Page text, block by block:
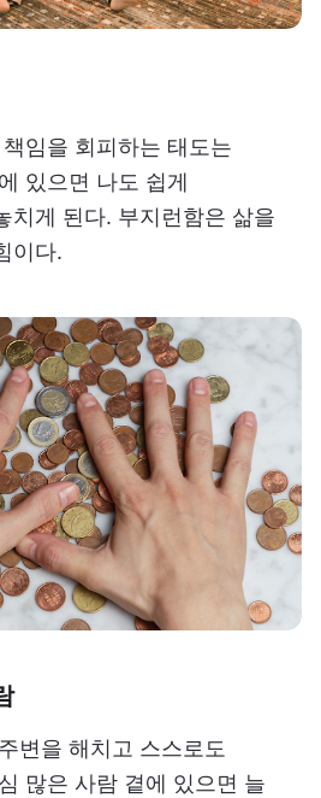
임을 회피하는 태도는
있으면 나도 쉽게
치게 된다. 부지런함은 삶을
이다.
변을 해치고 스스로도
많은 사람 곁에 있으면 늘